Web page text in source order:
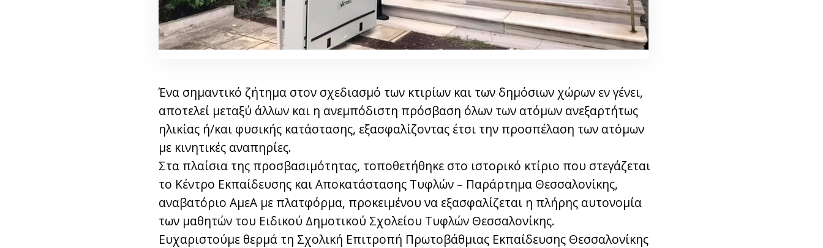
Ένα σημαντικό ζήτημα στον σχεδιασμό των κτιρίων και των δημόσιων χώρων εν γένει,
αποτελεί μεταξύ άλλων και η ανεμπόδιστη πρόσβαση όλων των ατόμων ανεξαρτήτως
ηλικίας ή/και φυσικής κατάστασης, εξασφαλίζοντας έτσι την προσπέλαση των ατόμων
με κινητικές αναπηρίες.
Στα πλαίσια της προσβασιμότητας, τοποθετήθηκε στο ιστορικό κτίριο που στεγάζεται
το Κέντρο Εκπαίδευσης και Αποκατάστασης Τυφλών – Παράρτημα Θεσσαλονίκης,
αναβατόριο ΑμεΑ με πλατφόρμα, προκειμένου να εξασφαλίζεται η πλήρης αυτονομία
των μαθητών του Ειδικού Δημοτικού Σχολείου Τυφλών Θεσσαλονίκης.
Ευχαριστούμε θερμά τη Σχολική Επιτροπή Πρωτοβάθμιας Εκπαίδευσης Θεσσαλονίκης